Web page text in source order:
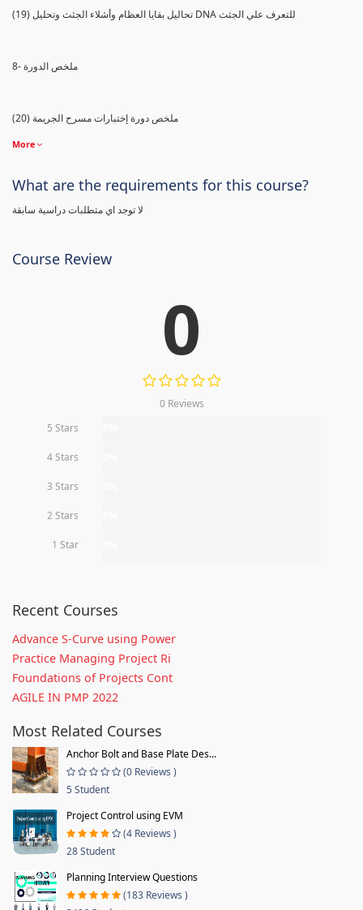
(19) تحاليل بقايا العظام وأشلاء الجثث وتحليل DNA للتعرف علي الجثث
8- ملخص الدورة
(20) ملخص دورة إختبارات مسرح الجريمة
More
What are the requirements for this course?
لا توجد اي متطلبات دراسية سابقة
Course Review
0
0 Reviews
5 Stars
4 Stars
3 Stars
2 Stars
1 Star
Recent Courses
Advance S-Curve using Power
Practice Managing Project Ri
Foundations of Projects Cont
AGILE IN PMP 2022
Most Related Courses
Anchor Bolt and Base Plate Des...
(0 Reviews )
5 Student
Project Control using EVM
(4 Reviews )
28 Student
Planning Interview Questions
(183 Reviews )